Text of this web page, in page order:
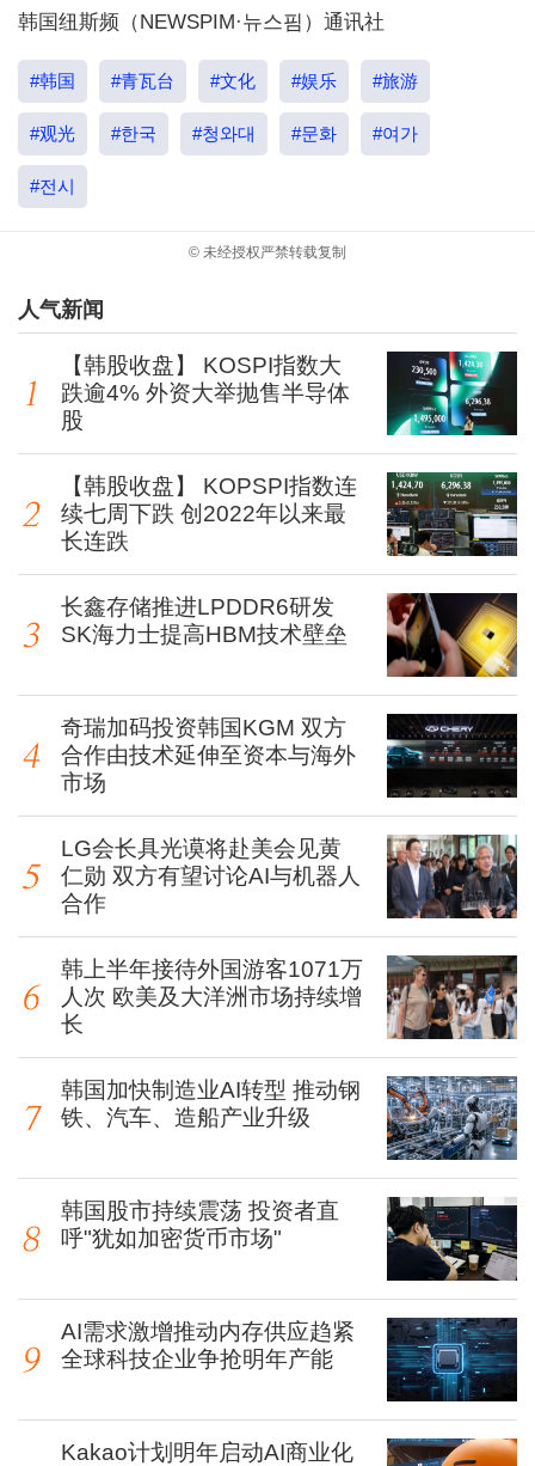
韩国纽斯频（NEWSPIM·뉴스핌）通讯社
#韩国 #青瓦台 #文化 #娱乐 #旅游
#观光 #한국 #청와대 #문화 #여가
#전시
© 未经授权严禁转载复制
人气新闻
【韩股收盘】 KOSPI指数大
跌逾4% 外资大举抛售半导体
股
【韩股收盘】 KOPSPI指数连
续七周下跌 创2022年以来最
长连跌
长鑫存储推进LPDDR6研发
SK海力士提高HBM技术壁垒
奇瑞加码投资韩国KGM 双方
合作由技术延伸至资本与海外
市场
LG会长具光谟将赴美会见黄
仁勋 双方有望讨论AI与机器人
合作
韩上半年接待外国游客1071万
人次 欧美及大洋洲市场持续增
长
韩国加快制造业AI转型 推动钢
铁、汽车、造船产业升级
韩国股市持续震荡 投资者直
呼"犹如加密货币市场"
AI需求激增推动内存供应趋紧
全球科技企业争抢明年产能
Kakao计划明年启动AI商业化